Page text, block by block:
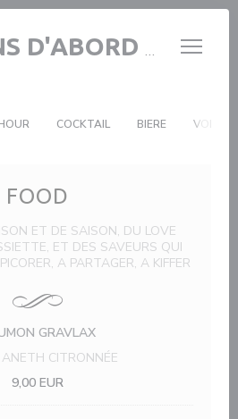
Cookies
LES COPAINS D'ABORD BY SHIRELE
FOOD
ET DE SAISON, DU LOVE
ET DES SAVEURS QUI
A PARTAGER, A KIFFER
GRAVLAX
ANETH CITRONNÉE
9,00 EUR
COCKTAIL BIERE VODKA